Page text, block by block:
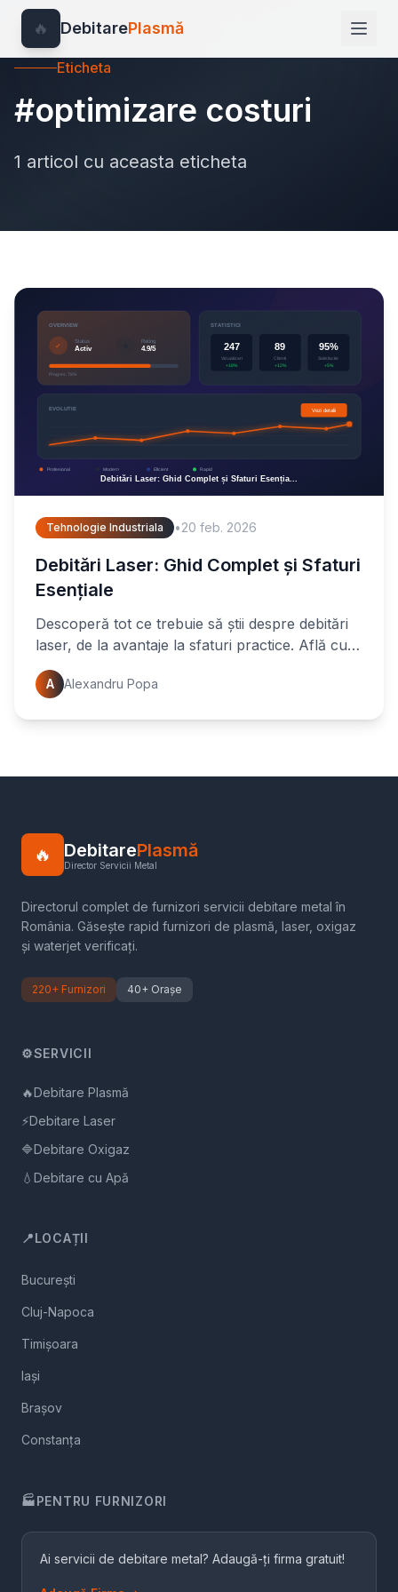
🔥 DebitarePlasmă
Eticheta
#optimizare costuri
1 articol cu aceasta eticheta
Tehnologie Industriala •20 feb. 2026
Debitări Laser: Ghid Complet și Sfaturi
Esențiale
Descoperă tot ce trebuie să știi despre debitări
laser, de la avantaje la sfaturi practice. Află cum
să optimizezi proiectele tale cu tehnologia laser.
Citește
A Alexandru Popa
🔥 DebitarePlasmă
Director Servicii Metal
Directorul complet de furnizori servicii debitare metal în
România. Găsește rapid furnizori de plasmă, laser, oxigaz
și waterjet verificați.
220+ Furnizori 40+ Orașe
⚙️SERVICII
🔥Debitare Plasmă
⚡Debitare Laser
🔷Debitare Oxigaz
💧 Debitare cu Apă
📍LOCAȚII
București
Cluj-Napoca
Timișoara
Iași
Brașov
Constanța
🏭PENTRU FURNIZORI
Ai servicii de debitare metal? Adaugă-ți firma gratuit!